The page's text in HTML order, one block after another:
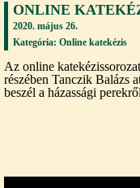
ONLINE
2020. május 26.
Kategória: Online katekézis
Az online
részében Tanczik Balázs
beszél a házassági